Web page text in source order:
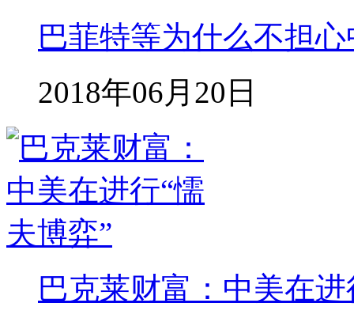
巴菲特等为什么不担
2018年06月20日
巴克莱财富：中美在进